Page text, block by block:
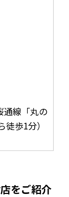
通線「丸の
徒歩1分）
をご紹介